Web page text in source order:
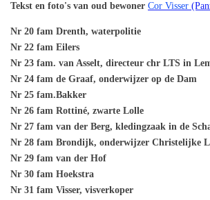
Tekst en foto's van oud bewoner Cor Visser
Nr 20 fam Drenth, waterpolitie
Nr 22 fam Eilers
Nr 23 fam. van Asselt, directeur chr LTS in
Nr 24 fam de Graaf, onderwijzer op de Dam
Nr 25 fam.Bakker
Nr 26 fam Rottiné, zwarte Lolle
Nr 27 fam van der Berg, kledingzaak in de
Nr 28 fam Brondijk, onderwijzer Christelijke
Nr 29 fam van der Hof
Nr 30 fam Hoekstra
Nr 31 fam Visser, visverkoper